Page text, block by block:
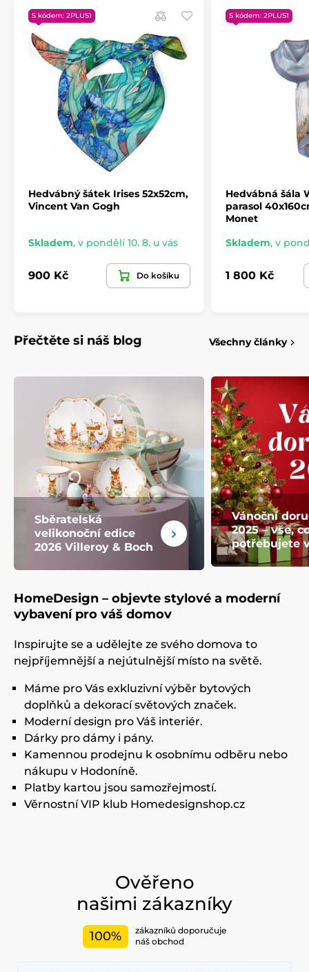
S kódem: 2PLUS1
Hedvábný šátek Irises 52x52cm,
Vincent Van Gogh
Skladem, v pondělí 10. 8. u vás
900 Kč Do košíku
S kódem: 2PLUS1
Hedvábná šála
parasol
Monet
Skladem, v
1 800 Kč
Přečtěte si náš blog Všechny články
Sběratelská
velikonoční edice
2026 Villeroy & Boch
Vánoční
2025 – vše,
potřebujete
HomeDesign – objevte stylové a moderní
vybavení pro váš domov
Inspirujte se a udělejte ze svého domova to
nejpříjemnější a nejútulnější místo na světě.
Máme pro Vás exkluzivní výběr bytových
doplňků a dekorací světových značek.
Moderní design pro Váš interiér.
Dárky pro dámy i pány.
Kamennou prodejnu k osobnímu odběru nebo
nákupu v Hodoníně.
Platby kartou jsou samozřejmostí.
Věrnostní VIP klub Homedesignshop.cz
Ověřeno
našimi zákazníky
100%
zákazníků doporučuje
náš obchod